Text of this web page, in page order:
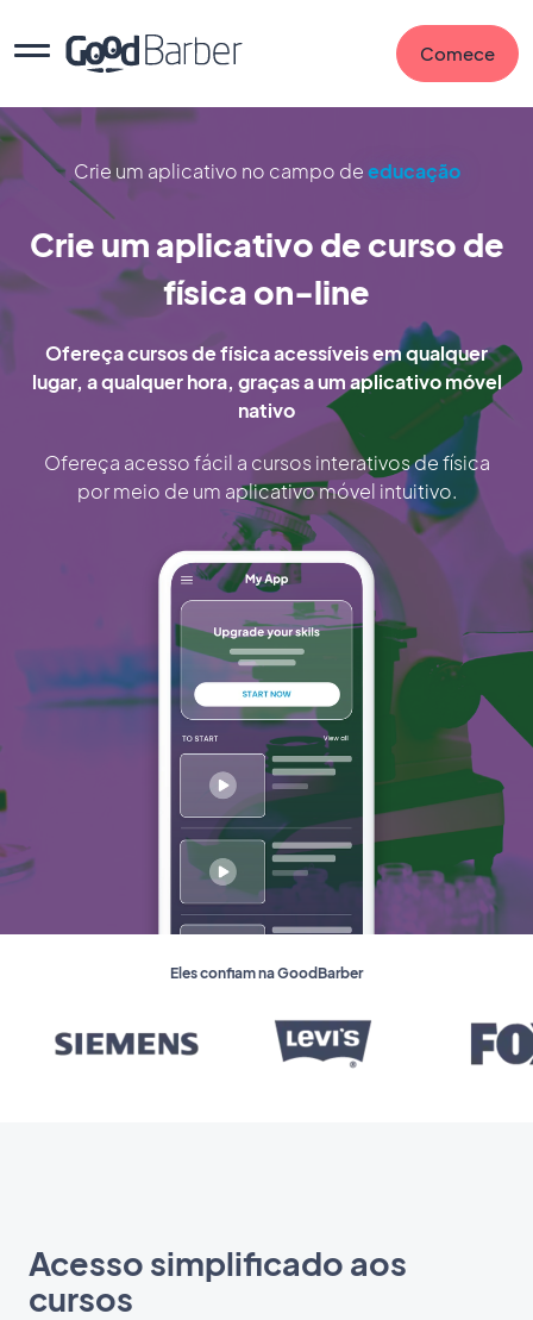
Comece
Crie um aplicativo no campo deeducação
Crie um aplicativo de curso de
física on-line
Ofereça cursos de física acessíveis em qualquer
lugar, a qualquer hora, graças a um aplicativo móvel
nativo
Ofereça acesso fácil a cursos interativos de física
por meio de um aplicativo móvel intuitivo.
Eles confiam na GoodBarber
Acesso simplificado aos
cursos